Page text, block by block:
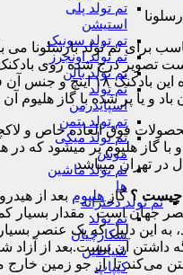
تم تولد پلی
استیشن
تم تولد سونیک
تم تولد اونجرز
تم تولد بالن
تم تولد
اسپایدرمن
تم تولد بتمن
تم تولد میکی
موس
تم تولد ماشین
ها
تم تولد دخترانه
تم تولد
شکارچیان
شیاطین
کیپاپ
برای تم تولد بارسلونا می
تصویر درج شده روی بادکنک
می باشد . اندازه این بادکنک ۱۸
باد و یا پر شده با گاز هلیوم
فوق العاده خاص و
با گاز هلیوم پر میشود که در
در تهران میباشد
چیست ؟گاز هلیوم بعد از
جهان است . مقدار بسیار
به این دلیل که یک عنصر
داشتن آن نیست.بعد از
می‌کند تا از جو زمین